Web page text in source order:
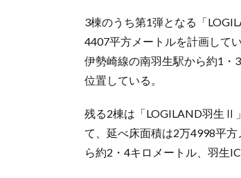
3棟のうち第1弾となる「
4407平方メートルを計画して
伊勢崎線の南羽生駅から約1・
位置している。
残る2棟は「LOGILAND羽生Ⅱ
て、延べ床面積は2万4998平
ら約2・4キロメートル、羽生